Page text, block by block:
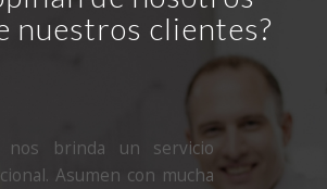
nuestros clientes?
nos brinda un servicio
Asumen con mucha